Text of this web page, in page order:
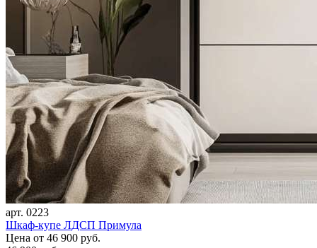
арт. 0223
Шкаф-купе ЛДСП Примула
Цена от 46 900 руб.